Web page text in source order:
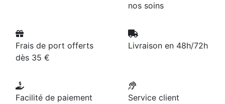
nos soins
Frais de port offerts
dès 35 €
Livraison en 48h/72h
Facilité de paiement
Service client